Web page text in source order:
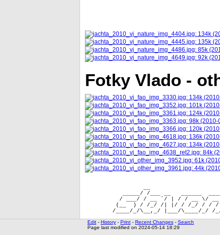
Fotky Vlado -
_____/ /___ __   ______
/ ___/ / __ `/ | / / __ \/
(__  ) / /_/ /| |/ / /_/ / /
Edit - History - Print - Recent Changes - Search
Page last modified on 2024-05-14 18:29